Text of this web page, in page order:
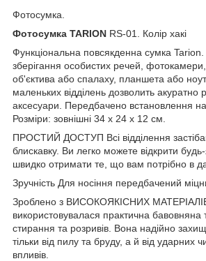
Фотосумка.
Фотосумка TARION RS-01. Колір хакі
Функціональна повсякденна сумка
зберігання особистих речей,
об'єктива або спалаху, планшета або
маленьких відділень дозволить акуратно
аксесуари. Передбачено встановлення на
Розміри: зовнішні 34 х 24 х 12 см.
ПРОСТИЙ ДОСТУП Всі відділення
блискавку. Ви легко можете відкрити
швидко отримати те, що вам потрібно в
Зручність Для носіння передбачений
Зроблено з ВИСОКОЯКІСНИХ
використовувалася практична бавовняна
стирання та розривів. Вона надійно
тільки від пилу та бруду, а й від ударних
впливів.